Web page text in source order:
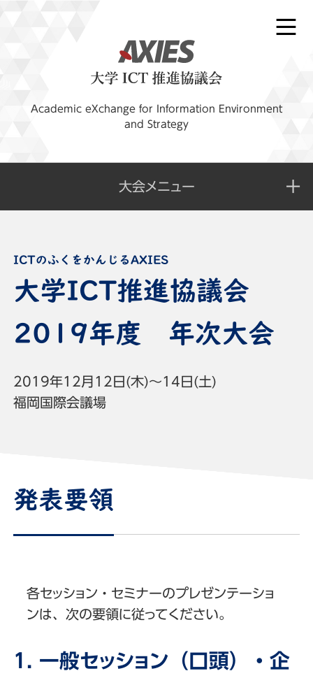
Academic eXchange for Information Environment
and Strategy
大会メニュー
大学ICT推進協議会
2019年度 年次大会
2019年12月12日(木)～14日(土)
福岡国際会議場
発表要領
各セッション・セミナーのプレゼンテーショ
ンは、次の要領に従ってください。
1. 一般セッション（口頭）・企